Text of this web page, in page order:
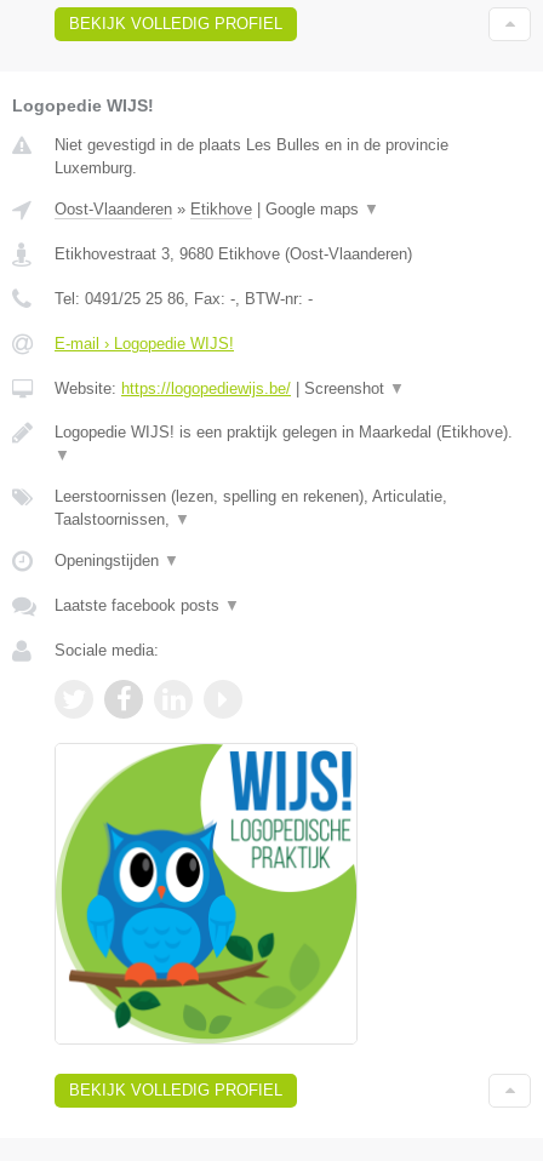
BEKIJK VOLLEDIG PROFIEL
Logopedie WIJS!
Niet gevestigd in de plaats Les Bulles en in de provincie
Luxemburg.
Oost-Vlaanderen » Etikhove Google maps ▼
Etikhovestraat 3, 9680 Etikhove (Oost-Vlaanderen)
Tel: 0491/25 25 86, Fax: -, BTW-nr: -
E-mail › Logopedie WIJS!
Website: https://logopediewijs.be/ Screenshot ▼
Logopedie WIJS! is een praktijk gelegen in Maarkedal (Etikhove).
▼
Leerstoornissen (lezen, spelling en rekenen), Articulatie,
Taalstoornissen, ▼
Openingstijden ▼
Laatste facebook posts ▼
Sociale media:
BEKIJK VOLLEDIG PROFIEL